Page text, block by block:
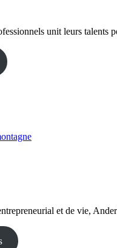
unit leurs talents
et de vie,